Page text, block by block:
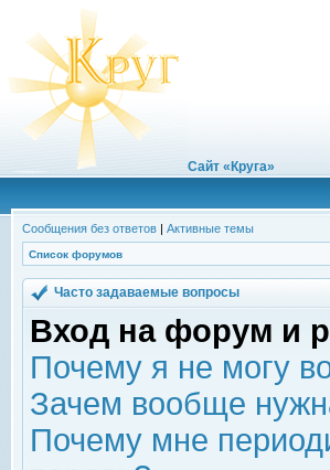
Сайт «Круга»
Сообщения без ответов | Активные темы
Список форумов
Часто задаваемые вопросы
Вход на форум и
Почему я не могу
Зачем вообще
Почему мне